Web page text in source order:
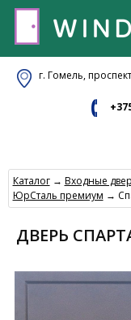
г. Гомель,
Каталог→ Входные
ЮрСталь премиум →
ДВЕРЬ